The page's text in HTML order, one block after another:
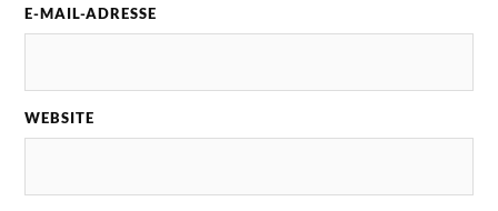
E-MAIL-ADRESSE
WEBSITE